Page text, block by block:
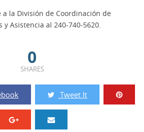
la División de Coordinación de
Asistencia al 240-740-5620.
0
SHARES
Tweet It